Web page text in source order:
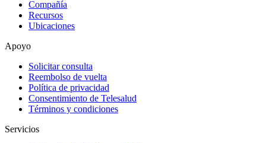
Compañía
Recursos
Ubicaciones
Apoyo
Solicitar consulta
Reembolso de vuelta
Política de privacidad
Consentimiento de Telesalud
Términos y condiciones
Servicios